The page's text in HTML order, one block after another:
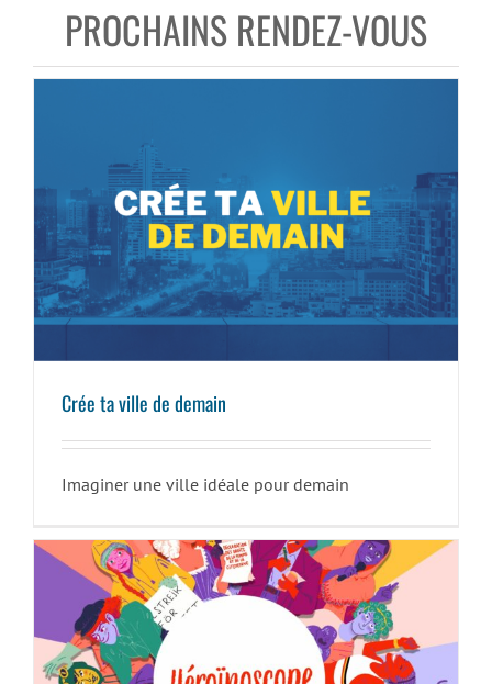
PROCHAINS RENDEZ-VOUS
Crée ta ville de demain
Crée ta ville de demain
Imaginer une ville idéale pour demain